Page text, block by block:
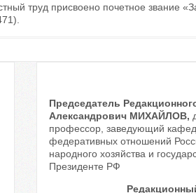
труд присвоено почетное звание
Председатель
Александрович МИХАЙЛОВ,
профессор, заведующий
федеративных отношений
народного хозяйства и
Президенте РФ